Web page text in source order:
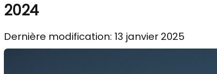
2024
Dernière modification: 13 janvier 2025